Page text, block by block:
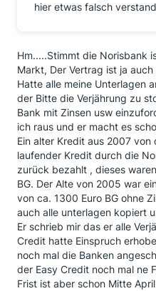
hier etwas falsch
Hm.....Stimmt die Norisbank
Markt, Der Vertrag ist ja
Hatte alle meine Unterlagen
der Bitte die Verjährung zu
Bank mit Zinsen usw
ich raus und er macht es
Ein alter Kredit aus 2007
laufender Kredit durch die
zurück bezahlt , dieses
BG. Der Alte von 2005 war
von ca. 1300 Euro BG ohne
auch alle unterlagen kopiert
Er schrieb mir das er alle
Credit hatte Einspruch
noch mal die Banken
der Easy Credit noch mal ne
Frist ist aber schon Mitte